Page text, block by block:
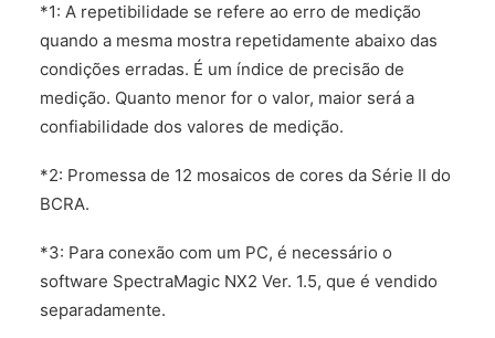
*1: A repetibilidade se refere ao erro de medição
quando a mesma mostra repetidamente abaixo das
condições erradas. É um índice de precisão de
medição. Quanto menor for o valor, maior será a
confiabilidade dos valores de medição.
*2: Promessa de 12 mosaicos de cores da Série II do
BCRA.
*3: Para conexão com um PC, é necessário o
software SpectraMagic NX2 Ver. 1.5, que é vendido
separadamente.